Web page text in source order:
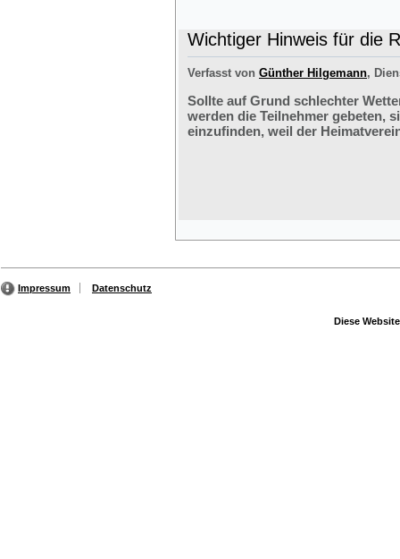
Wichtiger Hinweis für die
Verfasst von Günther Hilgemann,
Sollte auf Grund schlechter
werden die Teilnehmer gebeten,
einzufinden, weil der
Impressum Datenschutz
Diese